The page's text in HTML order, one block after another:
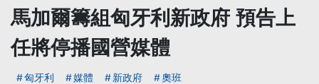
馬加爾籌組匈牙利新政府 預告上
任將停播國營媒體
匈牙利 媒體 新政府 奧班